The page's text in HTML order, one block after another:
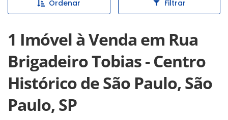
Ordenar Filtrar
1 Imóvel à Venda em Rua
Brigadeiro Tobias - Centro
Histórico de São Paulo, São
Paulo, SP